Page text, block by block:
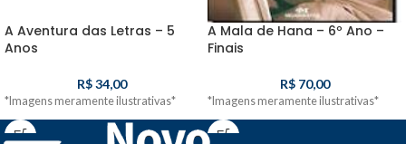
A Aventura das Letras – 5
Anos
R$34,00
*Imagens meramente ilustrativas*
A Mala de Hana – 6º Ano –
Finais
R$70,00
*Imagens meramente ilustrativas*